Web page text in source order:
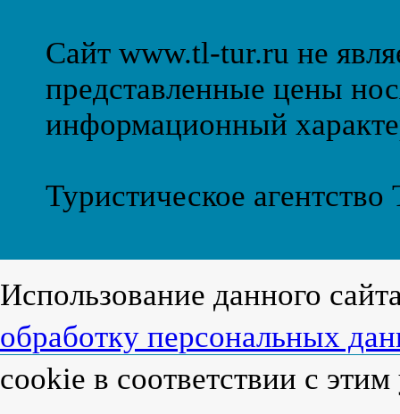
Сайт www.tl-tur.ru не
представленные цены
информационный
Туристическое
Использование данного
обработку персональных
cookie в соответствии с